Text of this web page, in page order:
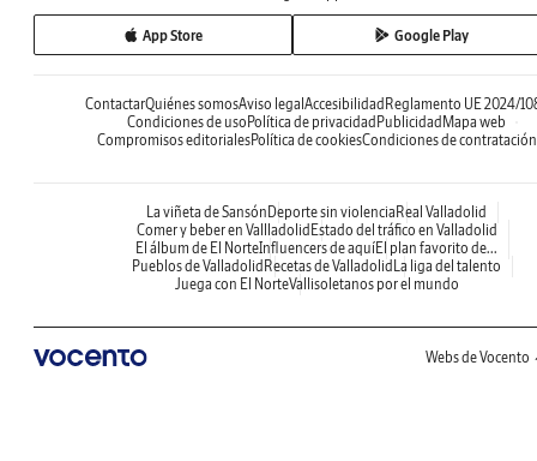
App Store Google Play
ContactarQuiénes somosAviso legal Accesibilidad Reglamento UE 2024/
Condiciones de uso Política de privacidad Publicidad Mapa web
Compromisos editorialesPolítica de cookiesCondiciones de contratación
La viñeta de Sansón Deporte sin violencia Real Valladolid
Comer y beber en Vallladolid Estado del tráfico en Valladolid
El álbum de El NorteInfluencers de aquíEl plan favorito de...
Pueblos de Valladolid Recetas de Valladolid La liga del talento
Juega con El NorteVallisoletanos por el mundo
Webs de Vocento